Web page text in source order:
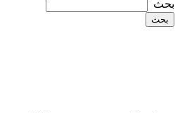
‏بحث ‏